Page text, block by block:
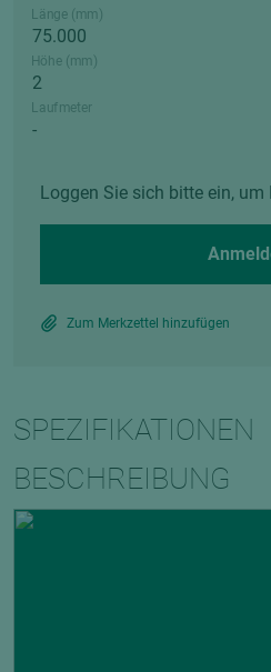
Länge (mm)
Höhe (mm)
Laufmeter
Loggen Sie sich bitte ein, um
Zum Merkzettel hinzufügen
SPEZIFIKATIONEN
BESCHREIBUNG